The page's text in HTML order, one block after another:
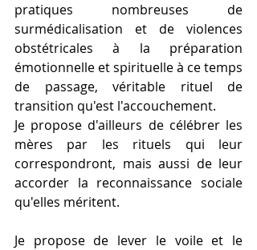
pratiques nombreuses de
surmédicalisation et de violences
obstétricales à la préparation
émotionnelle et spirituelle à ce temps
de passage, véritable rituel de
transition qu'est l'accouchement.
Je propose d'ailleurs de célébrer les
mères par les rituels qui leur
correspondront, mais aussi de leur
accorder la reconnaissance sociale
qu'elles méritent.
Je propose de lever le voile et le